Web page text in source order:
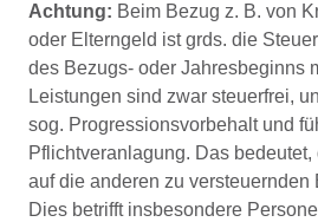
Achtung: Beim Bezug z. B. von
oder Elterngeld ist grds. die
des Bezugs- oder Jahresbeginns
Leistungen sind zwar steuerfrei,
sog. Progressionsvorbehalt und
Pflichtveranlagung. Das
auf die anderen zu versteuernden
Dies betrifft insbesondere